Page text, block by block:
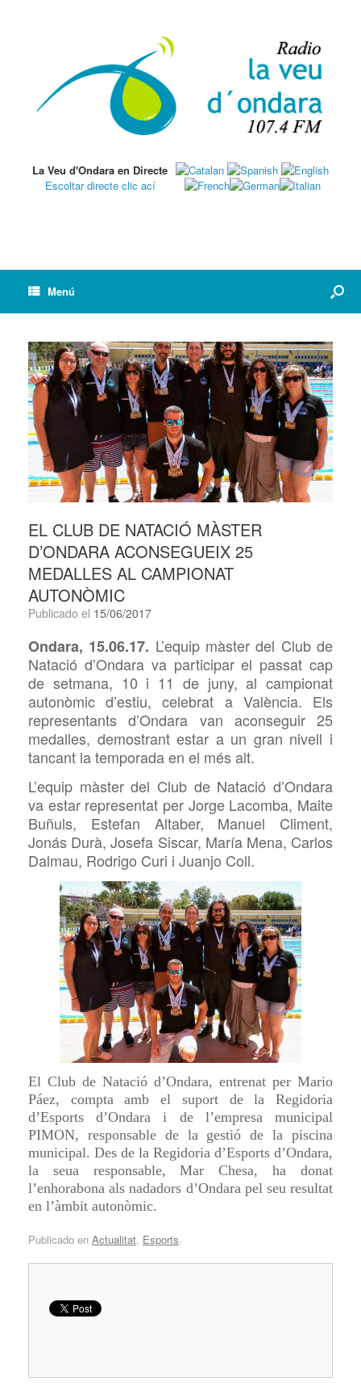
La Veu d'Ondara en Directe
Escoltar directe clic ací
Menú
EL CLUB DE NATACIÓ MÀSTER
D’ONDARA ACONSEGUEIX 25
MEDALLES AL CAMPIONAT
AUTONÒMIC
Publicado el 15/06/2017
Ondara, 15.06.17. L’equip màster del Club de
Natació d’Ondara va participar el passat cap
de setmana, 10 i 11 de juny, al campionat
autonòmic d’estiu, celebrat a València. Els
representants d’Ondara van aconseguir 25
medalles, demostrant estar a un gran nivell i
tancant la temporada en el més alt.
L’equip màster del Club de Natació d’Ondara
va estar representat per Jorge Lacomba, Maite
Buñuls, Estefan Altaber, Manuel Climent,
Jonás Durà, Josefa Siscar, María Mena, Carlos
Dalmau, Rodrigo Curi i Juanjo Coll.
El Club de Natació d’Ondara, entrenat per Mario
Páez, compta amb el suport de la Regidoria
d’Esports d’Ondara i de l’empresa municipal
PIMON, responsable de la gestió de la piscina
municipal. Des de la Regidoria d’Esports d’Ondara,
la seua responsable, Mar Chesa, ha donat
l’enhorabona als nadadors d’Ondara pel seu resultat
en l’àmbit autonòmic.
Publicado en Actualitat, Esports.